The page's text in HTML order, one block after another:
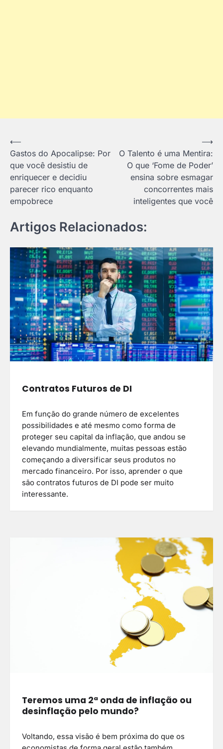
Navegação
de
Post
⟵
Gastos do Apocalipse: Por
que você desistiu de
enriquecer e decidiu
parecer rico enquanto
empobrece
O Talento é uma Mentira:
O que ‘Fome de Poder’
ensina sobre esmagar
concorrentes mais
inteligentes que você
⟶
Artigos Relacionados:
Contratos Futuros de DI
Em função do grande número de excelentes
possibilidades e até mesmo como forma de
proteger seu capital da inflação, que andou se
elevando mundialmente, muitas pessoas estão
começando a diversificar seus produtos no
mercado financeiro. Por isso, aprender o que
são contratos futuros de DI pode ser muito
interessante.
Teremos uma 2ª onda de inflação ou
desinflação pelo mundo?
Voltando, essa visão é bem próxima do que os